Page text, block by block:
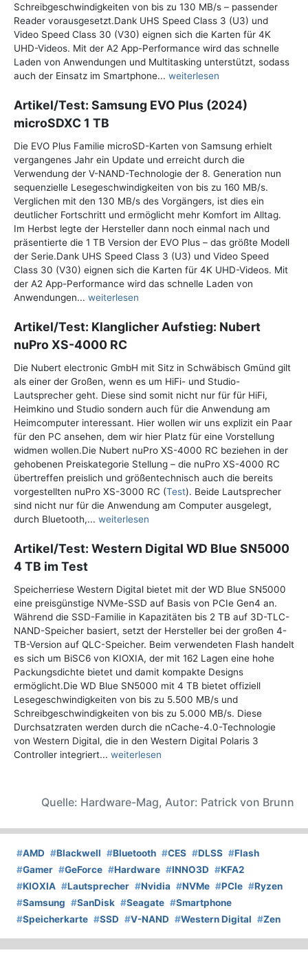
Schreibgeschwindigkeiten von bis zu 130 MB/s – passender
Reader vorausgesetzt.Dank UHS Speed Class 3 (U3) und
Video Speed Class 30 (V30) eignen sich die Karten für 4K
UHD-Videos. Mit der A2 App-Performance wird das schnelle
Laden von Anwendungen und Multitasking unterstützt, sodass
auch der Einsatz im Smartphone... weiterlesen
Artikel/Test: Samsung EVO Plus (2024)
microSDXC 1 TB
Die EVO Plus Familie microSD-Karten von Samsung erhielt
vergangenes Jahr ein Update und erreicht durch die
Verwendung der V-NAND-Technologie der 8. Generation nun
sequenzielle Lesegeschwindigkeiten von bis zu 160 MB/s.
Verglichen mit den 130 MB/s des Vorgängers, ist dies ein
deutlicher Fortschritt und ermöglicht mehr Komfort im Alltag.
Im Herbst legte der Hersteller dann noch einmal nach und
präsentierte die 1 TB Version der EVO Plus – das größte Modell
der Serie.Dank UHS Speed Class 3 (U3) und Video Speed
Class 30 (V30) eignen sich die Karten für 4K UHD-Videos. Mit
der A2 App-Performance wird das schnelle Laden von
Anwendungen... weiterlesen
Artikel/Test: Klanglicher Aufstieg: Nubert
nuPro XS-4000 RC
Die Nubert electronic GmbH mit Sitz in Schwäbisch Gmünd gilt
als einer der Großen, wenn es um HiFi- und Studio-
Lautsprecher geht. Diese sind somit nicht nur für für HiFi,
Heimkino und Studio sondern auch für die Anwendung am
Heimcomputer interessant. Hier wollen wir uns explizit ein Paar
für den PC ansehen, dem wir hier Platz für eine Vorstellung
widmen wollen.Die Nubert nuPro XS-4000 RC beziehen in der
gehobenen Preiskategorie Stellung – die nuPro XS-4000 RC
übertreffen preislich und größentechnisch auch die bereits
vorgestellten nuPro XS-3000 RC (Test). Beide Lautsprecher
sind nicht nur für die Anwendung am Computer ausgelegt,
durch Bluetooth,... weiterlesen
Artikel/Test: Western Digital WD Blue SN5000
4 TB im Test
Speicherriese Western Digital bietet mit der WD Blue SN5000
eine preisgünstige NVMe-SSD auf Basis von PCIe Gen4 an.
Während die SSD-Familie in Kapazitäten bis 2 TB auf 3D-TLC-
NAND-Speicher basiert, setzt der Hersteller bei der großen 4-
TB-Version auf QLC-Speicher. Beim verwendeten Flash handelt
es sich um BiSC6 von KIOXIA, der mit 162 Lagen eine hohe
Packungsdichte bietet und damit kompakte Designs
ermöglicht.Die WD Blue SN5000 mit 4 TB bietet offiziell
Lesegeschwindigkeiten von bis zu 5.500 MB/s und
Schreibgeschwindigkeiten von bis zu 5.000 MB/s. Diese
Durchsatzraten werden durch die nCache-4.0-Technologie
von Western Digital, die in den Western Digital Polaris 3
Controller integriert... weiterlesen
Quelle: Hardware-Mag, Autor: Patrick von Brunn
#AMD #Blackwell #Bluetooth #CES #DLSS #Flash
#Gamer #GeForce #Hardware #INNO3D #KFA2
#KIOXIA #Lautsprecher #Nvidia #NVMe #PCIe #Ryzen
#Samsung #SanDisk #Seagate #Smartphone
#Speicherkarte #SSD #V-NAND #Western Digital #Zen